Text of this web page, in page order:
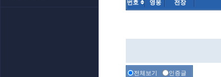
번호 영웅 전장
전체보기 인증글